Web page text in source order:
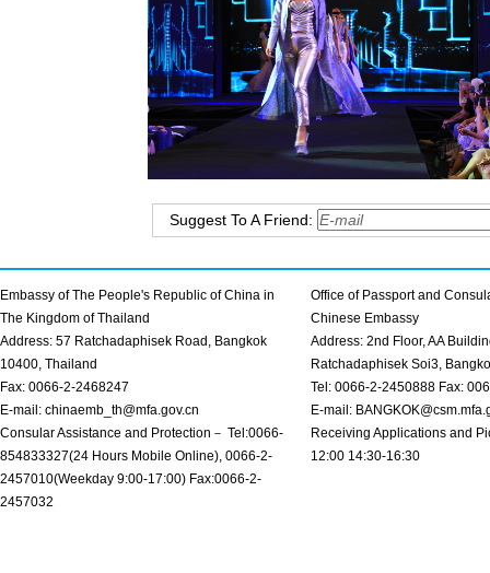
Suggest To A Friend:
Embassy of The People's Republic of China in
The Kingdom of Thailand
Address: 57 Ratchadaphisek Road, Bangkok
10400, Thailand
Fax: 0066-2-2468247
E-mail: chinaemb_th@mfa.gov.cn
Consular Assistance and Protection－ Tel:0066-
854833327(24 Hours Mobile Online), 0066-2-
2457010(Weekday 9:00-17:00) Fax:0066-2-
2457032
Office of Passport and
Chinese Embassy
Address: 2nd Floor, AA
Ratchadaphisek Soi3,
Tel: 0066-2-2450888 Fax:
E-mail:
Receiving Applications and
12:00 14:30-16:30